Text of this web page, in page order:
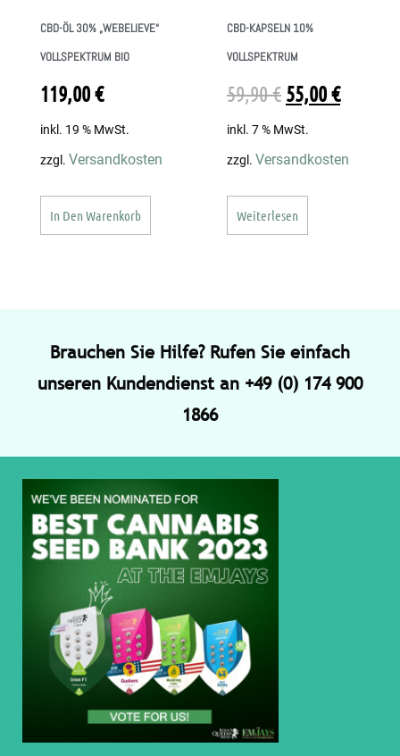
CBD-ÖL 30% „WEBELIEVE“
VOLLSPEKTRUM BIO
119,00€
inkl. 19 % MwSt.
zzgl. Versandkosten
In Den Warenkorb
CBD-KAPSELN 10%
VOLLSPEKTRUM
59,90€ 55,00€
inkl. 7 % MwSt.
zzgl. Versandkosten
Weiterlesen
Brauchen Sie Hilfe? Rufen Sie einfach
unseren Kundendienst an +49 (0) 174 900
1866